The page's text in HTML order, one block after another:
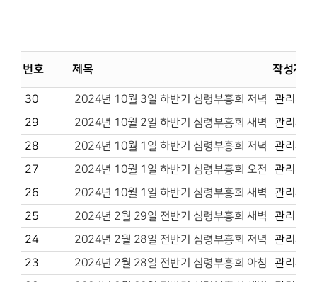
번호 제목 작성자
30 2024년 10월 3일 하반기 심령부흥회 저녁
관리자
29
2024년 10월 2일 하반기 심령부흥회 새벽
관리자
28
2024년 10월 1일 하반기 심령부흥회 저녁
관리자
27
2024년 10월 1일 하반기 심령부흥회 오전
관리자
26
2024년 10월 1일 하반기 심령부흥회 새벽
관리자
25
2024년 2월 29일 전반기 심령부흥회 새벽
관리자
24
2024년 2월 28일 전반기 심령부흥회 저녁
관리자
23
2024년 2월 28일 전반기 심령부흥회 아침
관리자